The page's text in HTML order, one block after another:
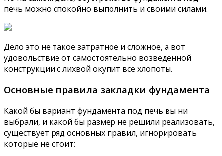
печь можно спокойно выполнить и своими силами.
Дело это не такое затратное и сложное, а вот
удовольствие от самостоятельно возведенной
конструкции с лихвой окупит все хлопоты.
Основные правила закладки фундамента
Какой бы вариант фундамента под печь вы ни
выбрали, и какой бы размер не решили реализовать,
существует ряд основных правил, игнорировать
которые не стоит: